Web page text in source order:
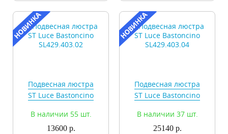
Подвесная люстра
ST Luce Bastoncino
В наличии 55 шт.
13600 р.
Подвесная люстра
ST Luce Bastoncino
В наличии 37 шт.
25140 р.